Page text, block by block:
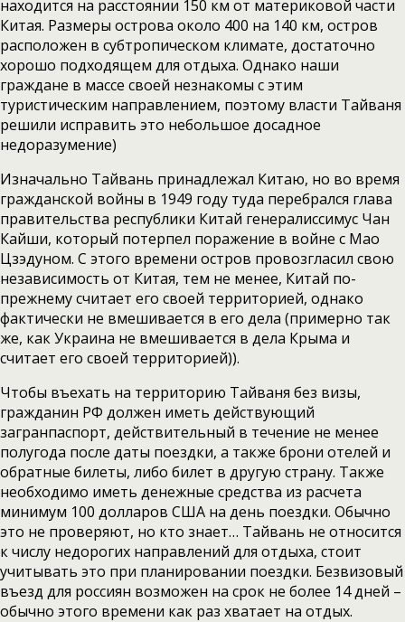
находится на расстоянии 150 км от материковой части
Китая. Размеры острова около 400 на 140 км, остров
расположен в субтропическом климате, достаточно
хорошо подходящем для отдыха. Однако наши
граждане в массе своей незнакомы с этим
туристическим направлением, поэтому власти Тайваня
решили исправить это небольшое досадное
недоразумение)
Изначально Тайвань принадлежал Китаю, но во время
гражданской войны в 1949 году туда перебрался глава
правительства республики Китай генералиссимус Чан
Кайши, который потерпел поражение в войне с Мао
Цзэдуном. С этого времени остров провозгласил свою
независимость от Китая, тем не менее, Китай по-
прежнему считает его своей территорией, однако
фактически не вмешивается в его дела (примерно так
же, как Украина не вмешивается в дела Крыма и
считает его своей территорией)).
Чтобы въехать на территорию Тайваня без визы,
гражданин РФ должен иметь действующий
загранпаспорт, действительный в течение не менее
полугода после даты поездки, а также брони отелей и
обратные билеты, либо билет в другую страну. Также
необходимо иметь денежные средства из расчета
минимум 100 долларов США на день поездки. Обычно
это не проверяют, но кто знает… Тайвань не относится
к числу недорогих направлений для отдыха, стоит
учитывать это при планировании поездки. Безвизовый
въезд для россиян возможен на срок не более 14 дней –
обычно этого времени как раз хватает на отдых.